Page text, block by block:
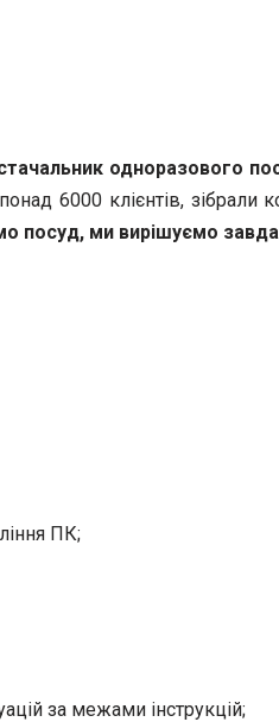
одноразового
6000 клієнтів, зібрали
ми вирішуємо
ПК;
за межами інструкцій;